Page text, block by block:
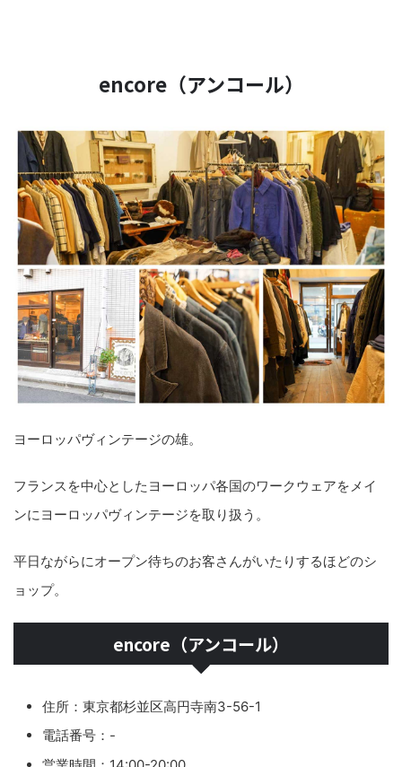
encore（アンコール）
ヨーロッパヴィンテージの雄。
フランスを中心としたヨーロッパ各国のワークウェアをメイ
ンにヨーロッパヴィンテージを取り扱う。
平日ながらにオープン待ちのお客さんがいたりするほどのシ
ョップ。
encore（アンコール）
住所：東京都杉並区高円寺南3-56-1
電話番号：-